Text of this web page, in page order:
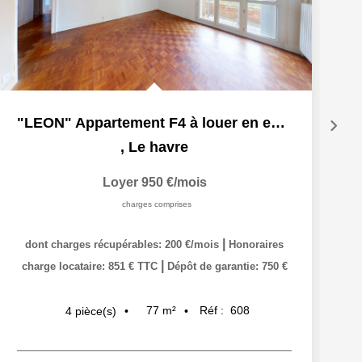
"LEON" Appartement F4 à louer en exclusivité à Le Havre,...
, Le havre
Loyer 950 €/mois
charges comprises
dont charges récupérables: 200 €/mois
Honoraires
charge locataire: 851 € TTC
Dépôt de garantie: 750 €
4 pièce(s) 77 m² Réf : 608